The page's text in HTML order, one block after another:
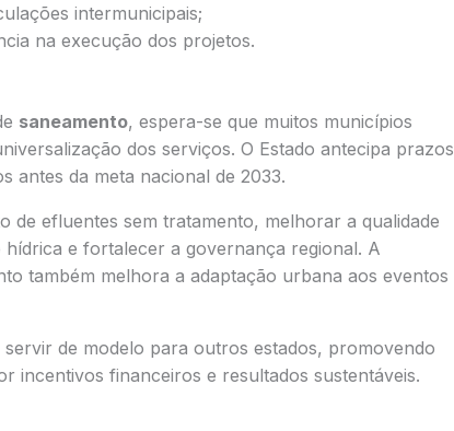
intermunicipais;
na execução dos projetos.
saneamento, espera-se que muitos municípios
dos serviços. O Estado antecipa prazos
antes da meta nacional de 2033.
de efluentes sem tratamento, melhorar a qualidade
e fortalecer a governança regional. A
também melhora a adaptação urbana aos eventos
de modelo para outros estados, promovendo
incentivos financeiros e resultados sustentáveis.